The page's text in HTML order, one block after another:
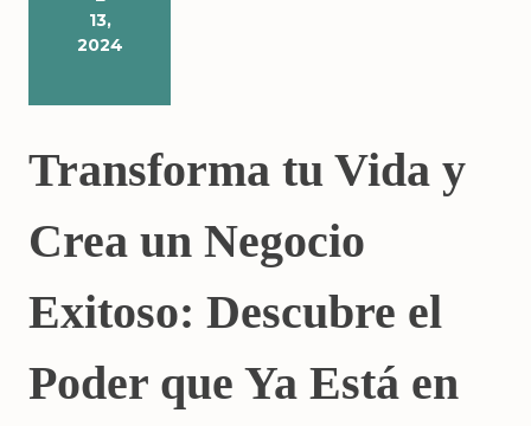
13,
2024
Transforma tu Vida y
Crea un Negocio
Exitoso: Descubre el
Poder que Ya Está en